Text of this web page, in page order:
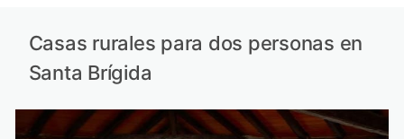
Casas rurales para dos personas en
Santa Brígida